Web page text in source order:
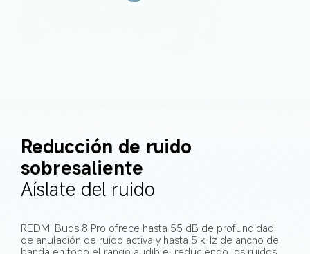
Reducción de ruido
sobresaliente
Aíslate del ruido
REDMI Buds 8 Pro ofrece hasta 55 dB de profundidad
de anulación de ruido activa y hasta 5 kHz de ancho de